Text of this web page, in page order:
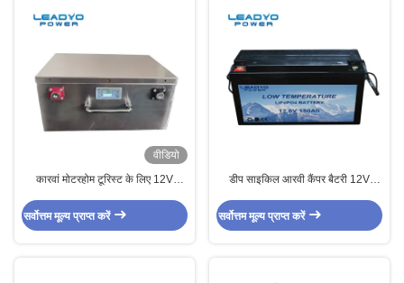
वीडियो
कारवां मोटरहोम टूरिस्ट के लिए 12V
350x312x190mm
सर्वोत्तम मूल्य प्राप्त करें
डीप साइकिल आरवी कैंपर बैटरी 12V
सर्वोत्तम मूल्य प्राप्त करें